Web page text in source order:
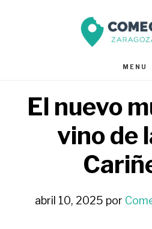
página
MENU
El nuevo
vino de
abril 10, 2025 por